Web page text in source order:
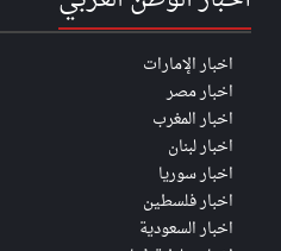
اخبار الإمارات
اخبار مصر
اخبار المغرب
اخبار لبنان
اخبار سوريا
اخبار فلسطين
اخبار السعودية